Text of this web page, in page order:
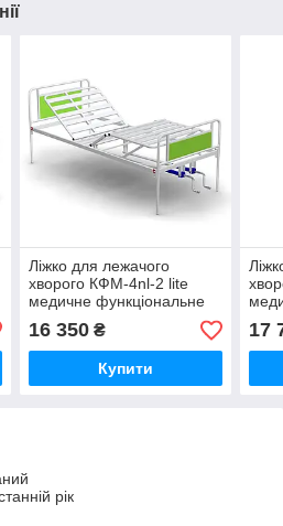
Ліжко для лежачого
хворого КФМ-4nl-2 lite
медичне функціональне
4-секційне
16 350₴
Купити
4-
17
рік